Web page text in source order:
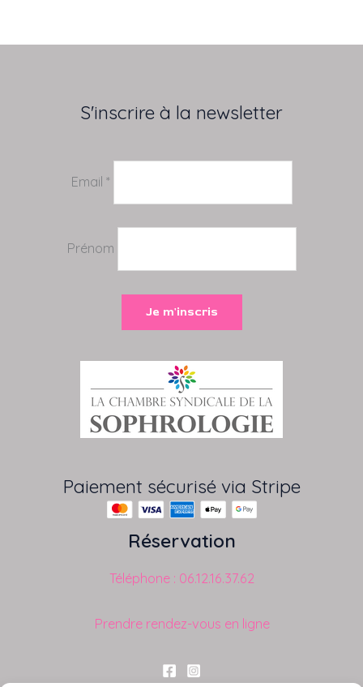
S'inscrire à la newsletter
Email *
Prénom
Paiement sécurisé via Stripe
Réservation
Téléphone : 06.12.16.37.62
Prendre rendez-vous en ligne